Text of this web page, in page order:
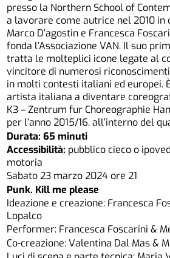
presso la Northern School of
a lavorare come autrice nel 2010 in
Marco D’agostin e Francesca
fonda l’Associazione VAN. Il suo
tratta le molteplici icone legate al
vincitore di numerosi
in molti contesti italiani ed europei.
artista italiana a diventare
K3 – Zentrum fur Choreographie
per l’anno 2015/16, all’interno del
Durata: 65 minuti
Accessibilità: pubblico cieco o
motoria
Sabato 23 marzo 2024 ore 21
Punk. Kill me please
Ideazione e creazione: Francesca
Lopalco
Performer: Francesca Foscarini &
Co-creazione: Valentina Dal Mas &